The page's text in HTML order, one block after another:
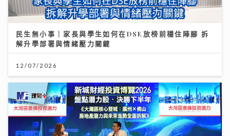
民生無小事｜家長與學生如何在DSE放榜前穩住陣腳 拆
解升學部署與情緒壓力關鍵
12/07/2026